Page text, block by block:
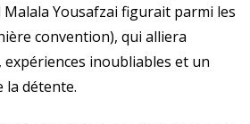
Yousafzai figurait parmi les
convention), qui alliera
inoubliables et un
la détente.